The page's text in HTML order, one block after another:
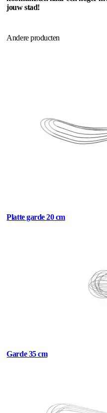
jouw stad!
Andere producten
Platte garde 20 cm
Garde 35 cm